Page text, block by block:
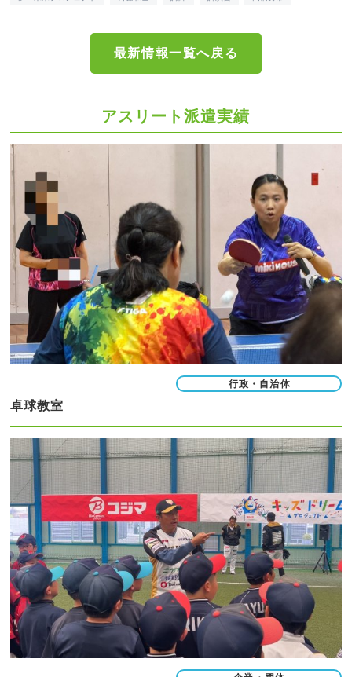
最新情報一覧へ戻る
アスリート派遣実績
行政・自治体
卓球教室